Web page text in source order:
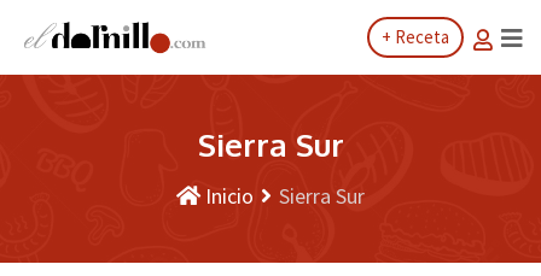
+ Receta
Sierra Sur
Inicio Sierra Sur